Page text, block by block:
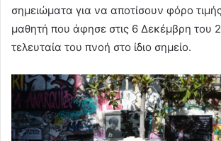
σημειώματα για να αποτίσουν φόρο
μαθητή που άφησε στις 6 Δεκέμβρη του
τελευταία του πνοή στο ίδιο σημείο.